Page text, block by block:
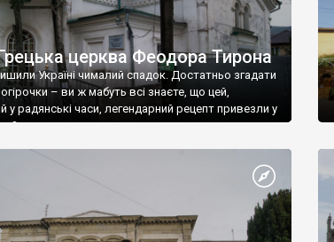
церква Феодора Тирона
Україні чималий спадок. Достатньо згадати
огірочки – ви ж мабуть всі знаєте, що цей,
у радянські часи, легендарний рецепт привезли у